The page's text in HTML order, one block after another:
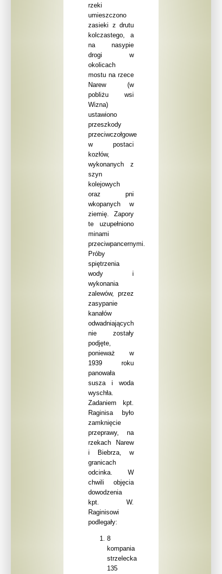
rzeki
umieszczono
zasieki z drutu
kolczastego, a
na nasypie
drogi
w
okolicach
mostu na rzece
Narew (w
pobliżu wsi
Wizna)
ustawiono
przeszkody
przeciwczołgowe
w postaci
kozłów,
wykonanych z
szyn
kolejowych
oraz pni
wkopanych w
ziemię. Zapory
te uzupełniono
minami
przeciwpancernymi.
Próby
spiętrzenia
wody i
wykonania
zalewów, przez
zasypanie
kanałów
odwadniających
nie zostały
podjęte,
ponieważ w
1939 roku
panowała
susza
i woda
wyschła.
Zadaniem kpt.
Raginisa było
zamknięcie
przeprawy, na
rzekach Narew
i Biebrza, w
granicach
odcinka. W
chwili objęcia
dowodzenia
kpt. W.
Raginisowi
podlegały:
8
kompania
strzelecka
135